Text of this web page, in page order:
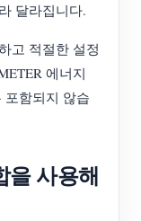
달라집니다.
고 적절한 설정
에너지
포함되지 않습
을 사용해